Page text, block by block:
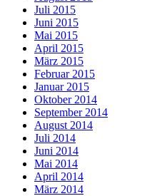
Juli 2015
Juni 2015
Mai 2015
April 2015
März 2015
Februar 2015
Januar 2015
Oktober 2014
September 2014
August 2014
Juli 2014
Juni 2014
Mai 2014
April 2014
März 2014